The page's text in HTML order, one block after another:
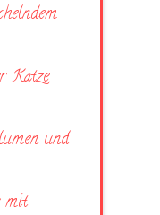
Katze
und
mit